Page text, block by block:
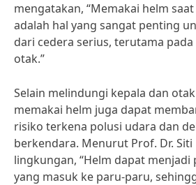
mengatakan, “Memakai helm
adalah hal yang sangat penting
dari cedera serius, terutama
otak.”
Selain melindungi kepala dan
memakai helm juga dapat
risiko terkena polusi udara dan
berkendara. Menurut Prof. Dr. Siti
lingkungan, “Helm dapat menjadi
yang masuk ke paru-paru,